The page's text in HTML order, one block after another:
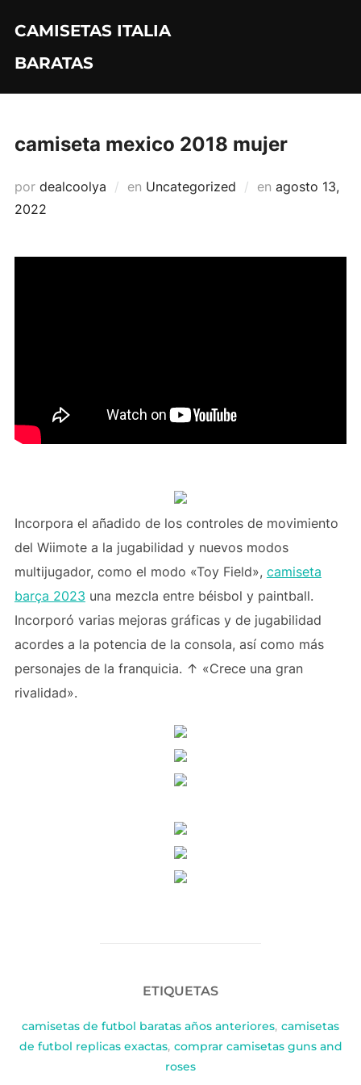
contenido
CAMISETAS ITALIA
BARATAS
camiseta mexico 2018 mujer
por dealcoolya en Uncategorized en Publicado
agosto 13,
2022
Incorpora el añadido de los controles de movimiento
del Wiimote a la jugabilidad y nuevos modos
multijugador, como el modo «Toy Field», camiseta
barça 2023 una mezcla entre béisbol y paintball.
Incorporó varias mejoras gráficas y de jugabilidad
acordes a la potencia de la consola, así como más
personajes de la franquicia. ↑ «Crece una gran
rivalidad».
ETIQUETAS
camisetas de futbol baratas años anteriores, camisetas
de futbol replicas exactas, comprar camisetas guns and
roses